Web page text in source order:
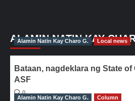
ALAMIN NATIN KAY
Alamin Natin Kay Charo G. Local news
Bataan, nagdeklara ng State
ASF
0
Alamin Natin Kay Charo G.
Column